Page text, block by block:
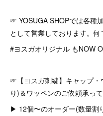
☞ YOSUGA SHOPでは各種
として営業しております。何
#ヨスガオリジナル もNOW
☞【ヨスガ刺繍】キャップ・
り)＆ワッペンのご依頼承って
▶︎ 12個〜のオーダー(数量割